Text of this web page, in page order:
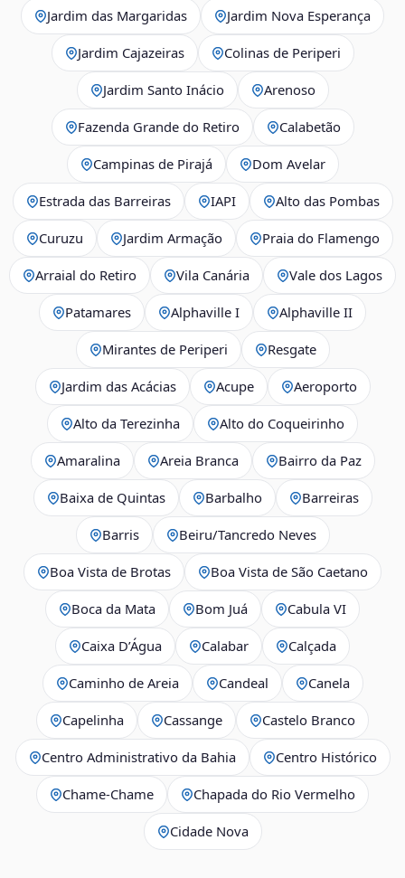
Jardim das Margaridas Jardim Nova Esperança
Jardim Cajazeiras Colinas de Periperi
Jardim Santo Inácio Arenoso
Fazenda Grande do Retiro Calabetão
Campinas de Pirajá Dom Avelar
Estrada das Barreiras IAPI Alto das Pombas
Curuzu Jardim Armação Praia do Flamengo
Arraial do Retiro Vila Canária Vale dos Lagos
Patamares Alphaville I Alphaville II
Mirantes de Periperi Resgate
Jardim das Acácias Acupe Aeroporto
Alto da Terezinha Alto do Coqueirinho
Amaralina Areia Branca Bairro da Paz
Baixa de Quintas Barbalho Barreiras
Barris Beiru/Tancredo Neves
Boa Vista de Brotas Boa Vista de São Caetano
Boca da Mata Bom Juá Cabula VI
Caixa D’Água Calabar Calçada
Caminho de Areia Candeal Canela
Capelinha Cassange Castelo Branco
Centro Administrativo da Bahia Centro Histórico
Chame-Chame Chapada do Rio Vermelho
Cidade Nova